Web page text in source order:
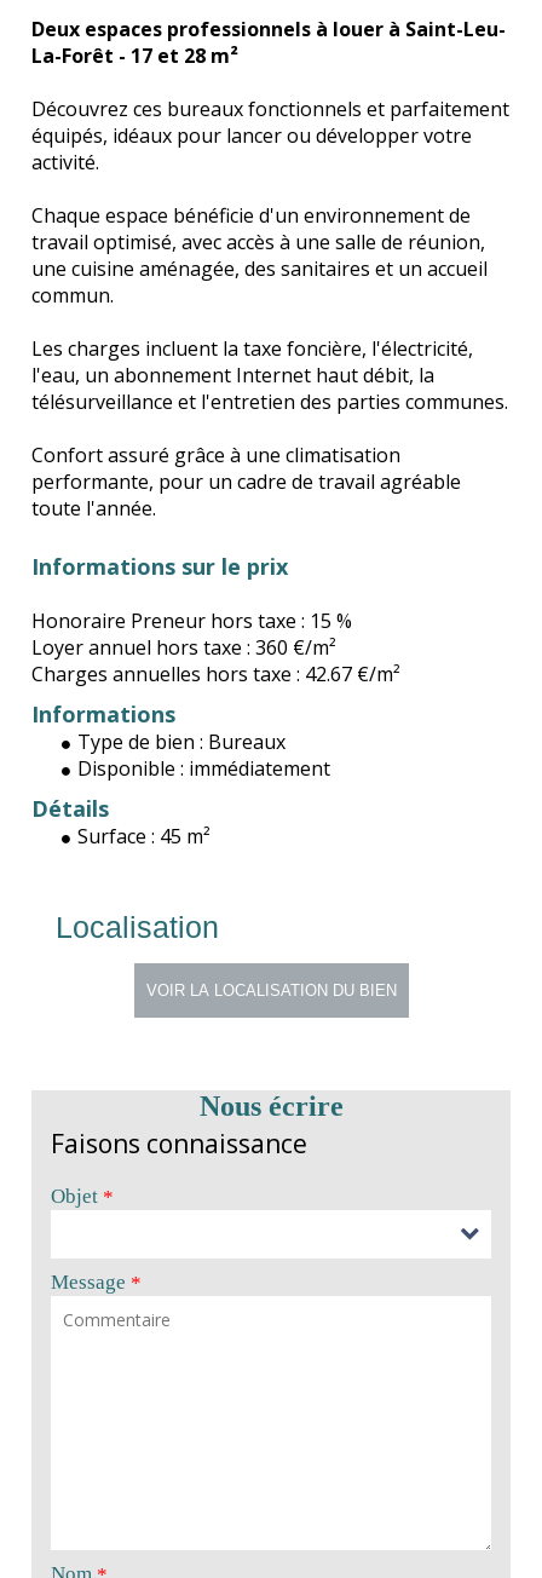
Deux espaces professionnels à louer à Saint-Leu-
La-Forêt - 17 et 28 m²
Découvrez ces bureaux fonctionnels et parfaitement
équipés, idéaux pour lancer ou développer votre
activité.
Chaque espace bénéficie d'un environnement de
travail optimisé, avec accès à une salle de réunion,
une cuisine aménagée, des sanitaires et un accueil
commun.
Les charges incluent la taxe foncière, l'électricité,
l'eau, un abonnement Internet haut débit, la
télésurveillance et l'entretien des parties communes.
Confort assuré grâce à une climatisation
performante, pour un cadre de travail agréable
toute l'année.
Informations sur le prix
Honoraire Preneur hors taxe : 15 %
Loyer annuel hors taxe : 360 €/m²
Charges annuelles hors taxe : 42.67 €/m²
Informations
Type de bien : Bureaux
Disponible : immédiatement
Détails
Surface : 45 m²
Localisation
Nous écrire
Faisons connaissance
Objet *
Message *